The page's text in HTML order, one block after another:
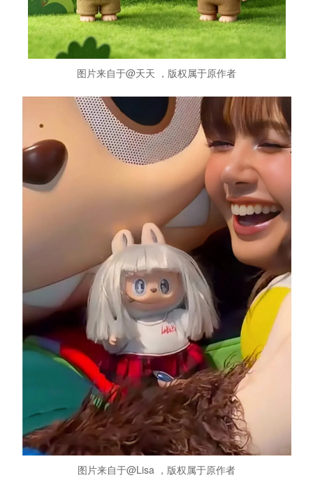
图片来自于@天天 ，版权属于原作者
图片来自于@Lisa ，版权属于原作者